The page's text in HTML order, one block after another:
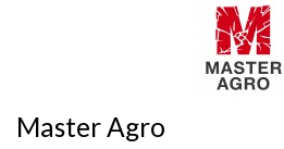
Master Agro